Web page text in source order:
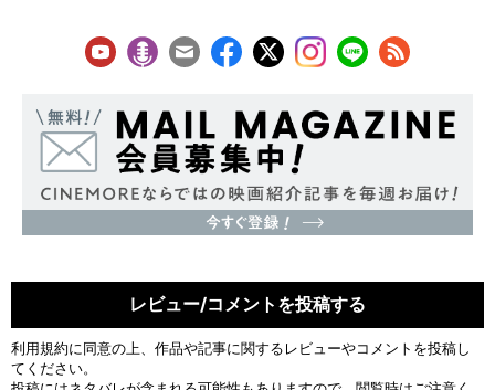
レビュー/コメントを投稿する
利用規約に同意の上、作品や記事に関するレビューやコメントを投稿し
てください。